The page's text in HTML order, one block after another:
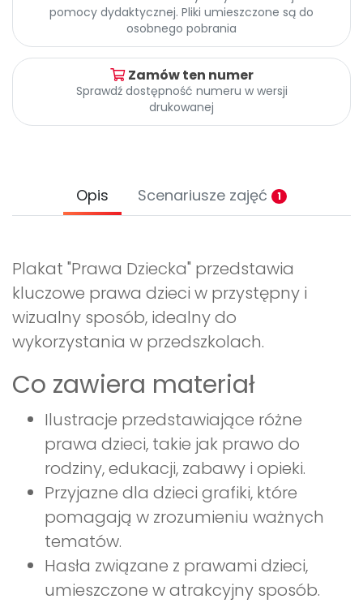
Archiwalne numery
Pomoc
pomocy dydaktycznej. Pliki umieszczone są do
osobnego pobrania
Zamów ten numer
Sprawdź dostępność numeru w wersji
drukowanej
Opis Scenariusze zajęć 1
Plakat "Prawa Dziecka" przedstawia
kluczowe prawa dzieci w przystępny i
wizualny sposób, idealny do
wykorzystania w przedszkolach.
Co zawiera materiał
Ilustracje przedstawiające różne
prawa dzieci, takie jak prawo do
rodziny, edukacji, zabawy i opieki.
Przyjazne dla dzieci grafiki, które
pomagają w zrozumieniu ważnych
tematów.
Hasła związane z prawami dzieci,
umieszczone w atrakcyjny sposób.